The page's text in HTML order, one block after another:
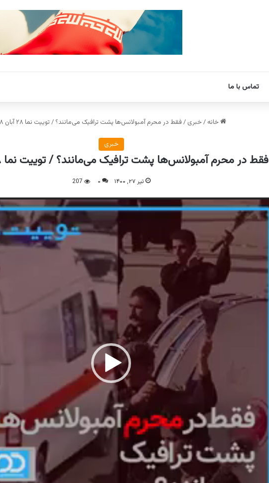
تماس با ما
خانه /خبری /فقط در محرم آمبولانس‌ها پشت ترافیک می‌مانند؟ / توییت نما ۲۸ آبان ۹۸
خبری
فقط در محرم آمبولانس‌ها پشت ترافیک می‌مانند؟ / توییت نما ۲۸ آبان ۹۸
تیر ۲۷, ۱۴۰۰ ۰ 207